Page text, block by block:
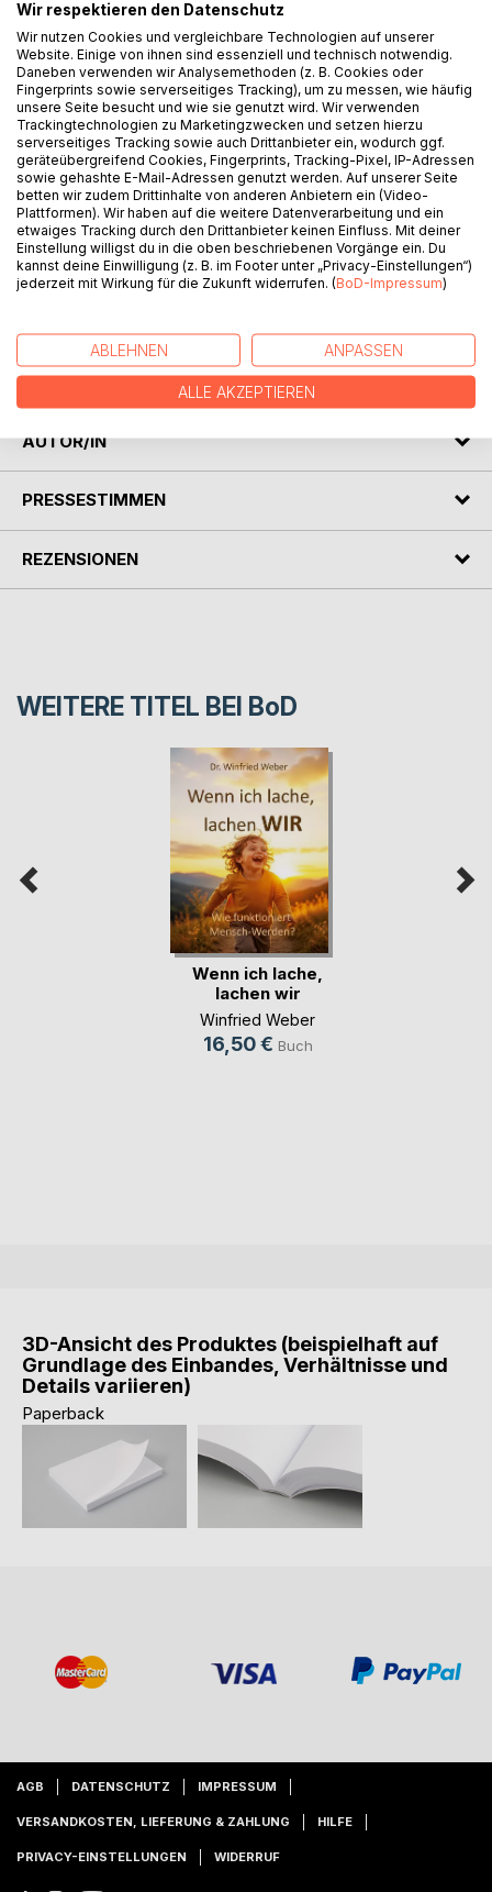
Ausgehend von medizinischen Beobachtungen,
psychologischen Erkenntnissen, philosophischen
Überlegungen und persönlichen Erfahrungen entsteht eine
ebenso klare wie offene Auseinandersetzung mit Identität,
Bewusstsein und den Grenzen unseres Wissens. Wann
beginnt das Ich?
Warum erleben wir uns trotz ständiger Veränderungen als
dieselbe Person? Ist Bewusstsein vollständig an das Gehirn
gebunden? Und was geschieht mit dem Ich, wenn der
Körper endet? Dabei vermeidet dieses Buch vorschnelle
Antworten. Es lädt vielmehr dazu ein, vertraute
auszuhalten, die jeden Menschen betrifft. Ein Buch über
das Bewusstsein, die Vergänglichkeit und das Geheimnis
des eigenen Daseins.
AUTOR/IN
PRESSESTIMMEN
REZENSIONEN
WEITERE TITEL BEI BoD
Wenn ich lache,
lachen wir
Winfried Weber
16,50 € Buch
3D-Ansicht des Produktes (beispielhaft auf
Grundlage des Einbandes, Verhältnisse und
Details variieren)
Paperback
AGB DATENSCHUTZ IMPRESSUM
VERSANDKOSTEN, LIEFERUNG & ZAHLUNG HILFE
PRIVACY-EINSTELLUNGEN WIDERRUF
Wir respektieren den Datenschutz
Wir nutzen Cookies und vergleichbare Technologien auf unserer
Website. Einige von ihnen sind essenziell und technisch notwendig.
Daneben verwenden wir Analysemethoden (z. B. Cookies oder
Fingerprints sowie serverseitiges Tracking), um zu messen, wie häufig
unsere Seite besucht und wie sie genutzt wird. Wir verwenden
Trackingtechnologien zu Marketingzwecken und setzen hierzu
serverseitiges Tracking sowie auch Drittanbieter ein, wodurch ggf.
geräteübergreifend Cookies, Fingerprints, Tracking-Pixel, IP-Adressen
sowie gehashte E-Mail-Adressen genutzt werden. Auf unserer Seite
betten wir zudem Drittinhalte von anderen Anbietern ein (Video-
Plattformen). Wir haben auf die weitere Datenverarbeitung und ein
etwaiges Tracking durch den Drittanbieter keinen Einfluss. Mit deiner
Einstellung willigst du in die oben beschriebenen Vorgänge ein. Du
kannst deine Einwilligung (z. B. im Footer unter „Privacy-Einstellungen“)
jederzeit mit Wirkung für die Zukunft widerrufen. (BoD-Impressum)
ABLEHNEN ANPASSEN
ALLE AKZEPTIEREN